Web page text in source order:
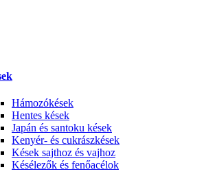
Hámozókések
Hentes kések
Japán és santoku kések
Kenyér- és cukrászkések
Kések sajthoz és vajhoz
Késélezők és fenőacélok